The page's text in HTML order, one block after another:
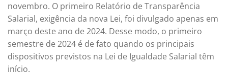
novembro. O primeiro Relatório de Transparência
Salarial, exigência da nova Lei, foi divulgado apenas em
março deste ano de 2024. Desse modo, o primeiro
semestre de 2024 é de fato quando os principais
dispositivos previstos na Lei de Igualdade Salarial têm
início.